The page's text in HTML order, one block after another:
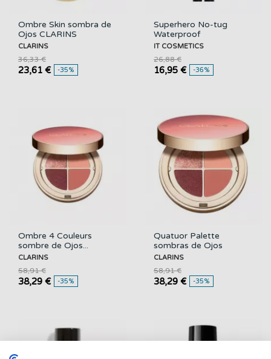
Ombre Skin sombra de
Ojos CLARINS
CLARINS
23,61 €
36,33 €
-35%
Superhero No-tug
Waterproof
Eyeshadow...
IT COSMETICS
16,95 €
26,88 €
-36%
Ombre 4 Couleurs
sombre de Ojos...
CLARINS
38,29 €
58,91 €
-35%
Quatuor Palette
sombras de Ojos
CLARINS
CLARINS
38,29 €
58,91 €
-35%